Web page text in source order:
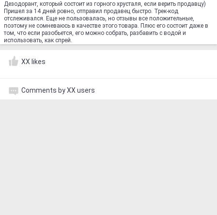
Дезодорант, который состоит из горного хрусталя, если верить продавцу)
Пришел за 14 дней ровно, отправил продавец быстро. Трек-код
отслеживался. Еще не пользовалась, но отзывы все положительные,
поэтому не сомневаюсь в качестве этого товара. Плюс его состоит даже в
том, что если разобьется, его можно собрать, разбавить с водой и
использовать, как спрей.
XX likes
Comments by XX users